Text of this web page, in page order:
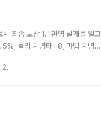
이다. 빈다치 출현 위치
최종 보상 1. "환영 날개를 알고
5%, 물리 치명타+8, 마법 치명타
크마로스 요새 거래중개인 호디
에서 필요) 4. 판데모니움 > 레
2.